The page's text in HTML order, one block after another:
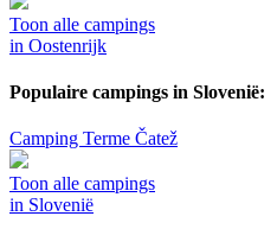
Toon alle campings
in Oostenrijk
Populaire campings in Slovenië:
Camping Terme Čatež
Toon alle campings
in Slovenië